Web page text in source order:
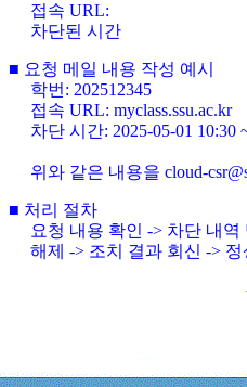
접속 URL:
차단된 시간
■ 요청 메일 내용 작성 예시
학번: 202512345
접속 URL: myclass.ssu.ac.kr
차단 시간: 2025-05-01 10:30
위와 같은 내용을 cloud-
■ 처리 절차
요청 내용 확인 -> 차단 내
해제 -> 조치 결과 회신 ->